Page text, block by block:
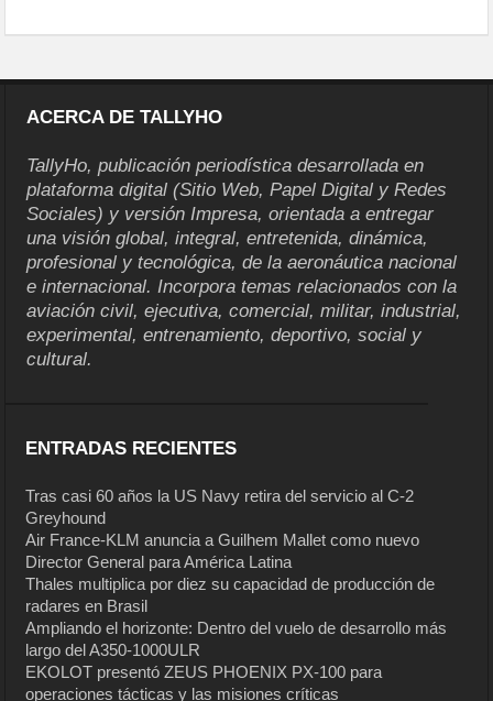
ACERCA DE TALLYHO
TallyHo, publicación periodística desarrollada en
plataforma digital (Sitio Web, Papel Digital y Redes
Sociales) y versión Impresa, orientada a entregar
una visión global, integral, entretenida, dinámica,
profesional y tecnológica, de la aeronáutica nacional
e internacional. Incorpora temas relacionados con la
aviación civil, ejecutiva, comercial, militar, industrial,
experimental, entrenamiento, deportivo, social y
cultural.
ENTRADAS RECIENTES
Tras casi 60 años la US Navy retira del servicio al C-2
Greyhound
Air France-KLM anuncia a Guilhem Mallet como nuevo
Director General para América Latina
Thales multiplica por diez su capacidad de producción de
radares en Brasil
Ampliando el horizonte: Dentro del vuelo de desarrollo más
largo del A350-1000ULR
EKOLOT presentó ZEUS PHOENIX PX-100 para
operaciones tácticas y las misiones críticas